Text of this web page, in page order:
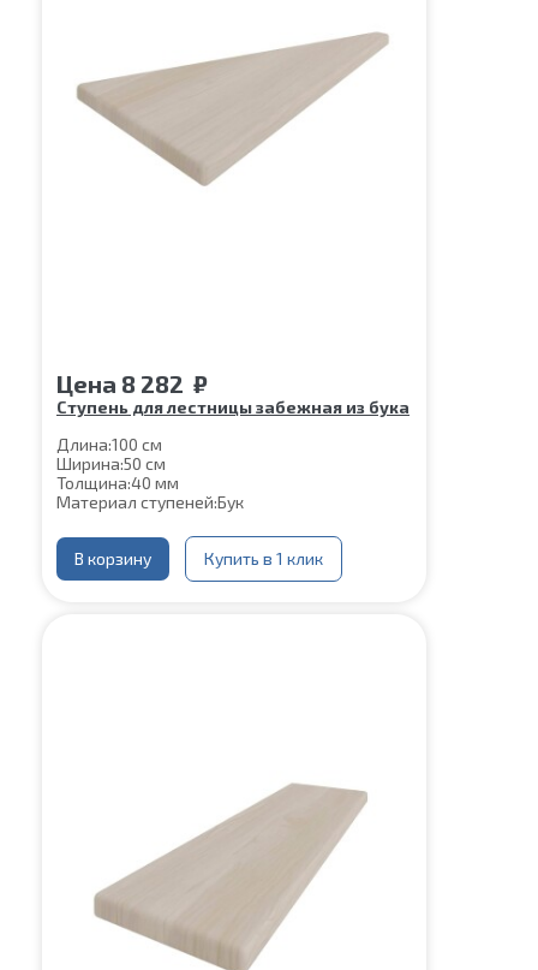
Цена 8 282 ₽
Ступень для лестницы забежная из бука
Длина:100 см
Ширина:50 см
Толщина:40 мм
Материал ступеней:Бук
В корзину Купить в 1 клик